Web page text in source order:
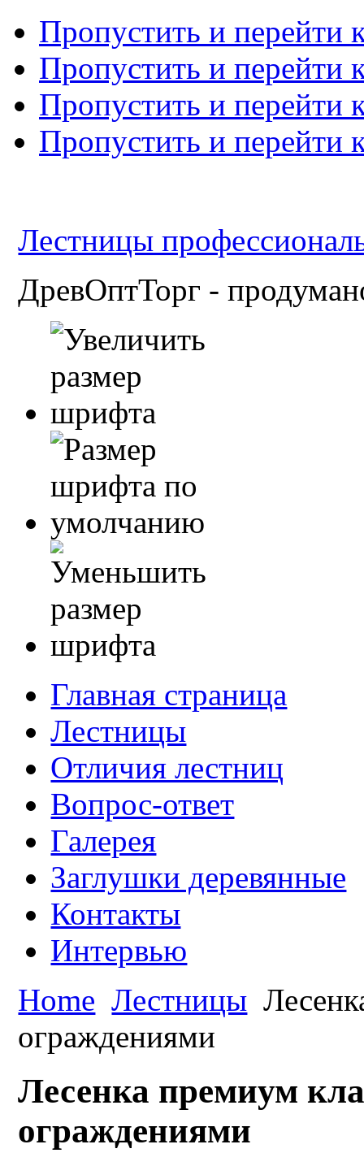
Пропустить и перейти
Пропустить и перейти
Пропустить и перейти
Пропустить и перейти
Лестницы
ДревОптТорг -
Главная страница
Лестницы
Отличия лестниц
Вопрос-ответ
Галерея
Заглушки деревянные
Контакты
Интервью
Home Лестницы
ограждениями
Лесенка премиум
ограждениями